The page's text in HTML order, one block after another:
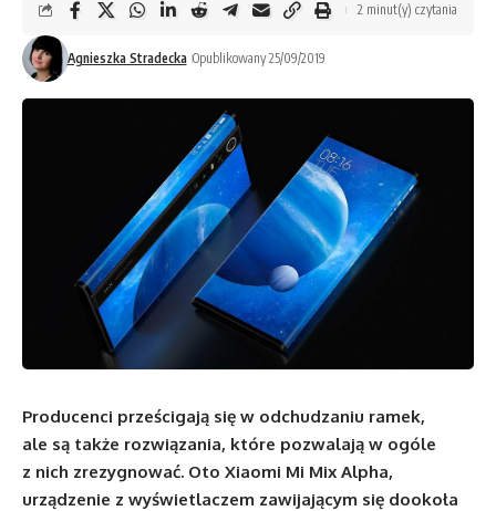
Agnieszka Stradecka Opublikowany 25/09/2019
2 minut(y) czytania
Producenci prześcigają się w odchudzaniu ramek,
ale są także rozwiązania, które pozwalają w ogóle
z nich zrezygnować. Oto Xiaomi Mi Mix Alpha,
urządzenie z wyświetlaczem zawijającym się dookoła